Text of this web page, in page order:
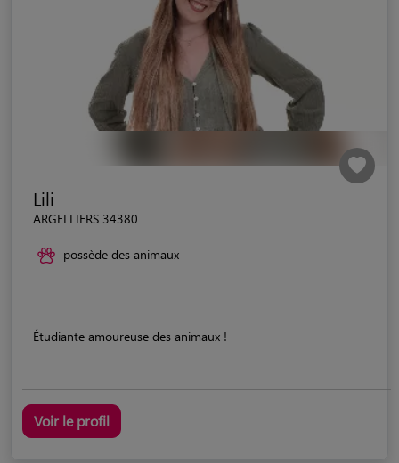
Lili
ARGELLIERS 34380
possède des animaux
Étudiante amoureuse des animaux !
Voir le profil